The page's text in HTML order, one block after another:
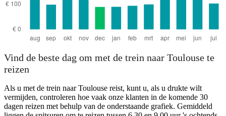
Vind de beste dag om met de trein naar Toulouse te
reizen
Als u met de trein naar Toulouse reist, kunt u, als u drukte wilt
vermijden, controleren hoe vaak onze klanten in de komende 30
dagen reizen met behulp van de onderstaande grafiek. Gemiddeld